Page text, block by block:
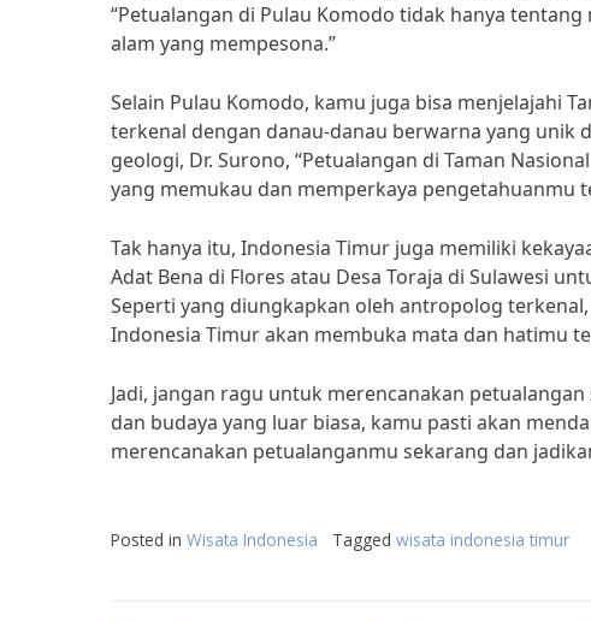
“Petualangan di Pulau Komodo tidak hanya
alam yang mempesona.”
Selain Pulau Komodo, kamu juga bisa menjelajahi
terkenal dengan danau-danau berwarna yang unik
geologi, Dr. Surono, “Petualangan di Taman
yang memukau dan memperkaya pengetahuanmu
Tak hanya itu, Indonesia Timur juga memiliki
Adat Bena di Flores atau Desa Toraja di Sulawesi
Seperti yang diungkapkan oleh antropolog terkenal,
Indonesia Timur akan membuka mata dan hatimu
Jadi, jangan ragu untuk merencanakan
dan budaya yang luar biasa, kamu pasti akan
merencanakan petualanganmu sekarang dan
Posted in Wisata Indonesia Tagged wisata indonesia timur